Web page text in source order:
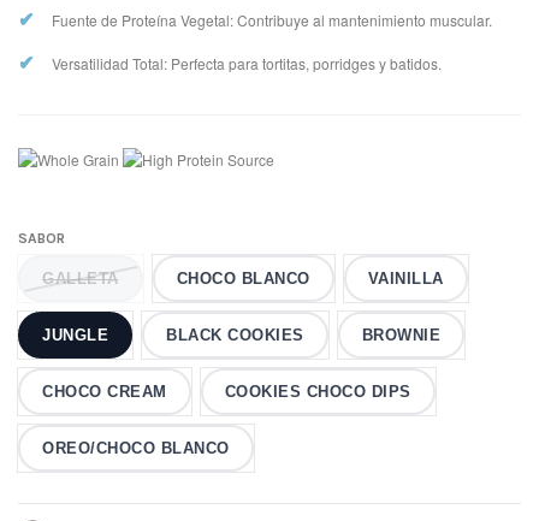
✔ Fuente de Proteína Vegetal: Contribuye al mantenimiento muscular.
✔ Versatilidad Total: Perfecta para tortitas, porridges y batidos.
SABOR
GALLETA CHOCO BLANCO VAINILLA
JUNGLE BLACK COOKIES BROWNIE
CHOCO CREAM COOKIES CHOCO DIPS
OREO/CHOCO BLANCO